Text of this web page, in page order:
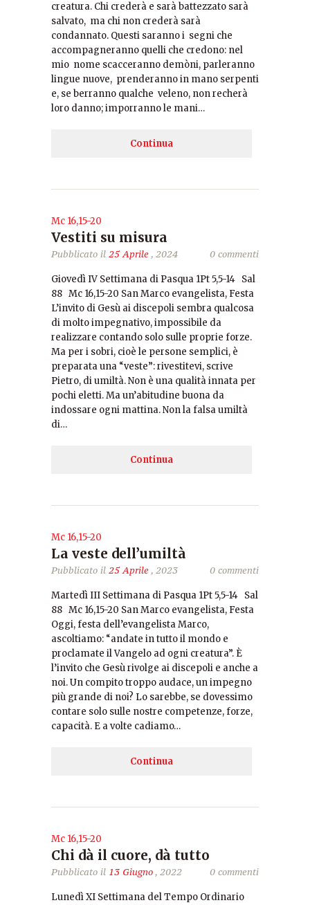
creatura. Chi crederà e sarà battezzato sarà
salvato, ma chi non crederà sarà
condannato. Questi saranno i segni che
accompagneranno quelli che credono: nel
mio nome scacceranno demòni, parleranno
lingue nuove, prenderanno in mano serpenti
e, se berranno qualche veleno, non recherà
loro danno; imporranno le mani…
Continua
Mc 16,15-20
Vestiti su misura
Pubblicato il 25 Aprile, 2024 0 commenti
Giovedì IV Settimana di Pasqua 1Pt 5,5-14 Sal
88 Mc 16,15-20 San Marco evangelista, Festa
L’invito di Gesù ai discepoli sembra qualcosa
di molto impegnativo, impossibile da
realizzare contando solo sulle proprie forze.
Ma per i sobri, cioè le persone semplici, è
preparata una “veste”: rivestitevi, scrive
Pietro, di umiltà. Non è una qualità innata per
pochi eletti. Ma un’abitudine buona da
indossare ogni mattina. Non la falsa umiltà
di…
Continua
Mc 16,15-20
La veste dell’umiltà
Pubblicato il 25 Aprile, 2023 0 commenti
Martedì III Settimana di Pasqua 1Pt 5,5-14 Sal
88 Mc 16,15-20 San Marco evangelista, Festa
Oggi, festa dell’evangelista Marco,
ascoltiamo: “andate in tutto il mondo e
proclamate il Vangelo ad ogni creatura”. È
l’invito che Gesù rivolge ai discepoli e anche a
noi. Un compito troppo audace, un impegno
più grande di noi? Lo sarebbe, se dovessimo
contare solo sulle nostre competenze, forze,
capacità. E a volte cadiamo…
Continua
Mc 16,15-20
Chi dà il cuore, dà tutto
Pubblicato il 13 Giugno, 2022 0 commenti
Lunedì XI Settimana del Tempo Ordinario